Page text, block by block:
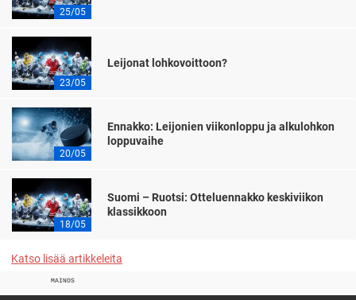
25/05
23/05
Leijonat lohkovoittoon?
20/05
Ennakko: Leijonien viikonloppu ja alkulohkon
loppuvaihe
18/05
Suomi – Ruotsi: Otteluennakko keskiviikon
klassikkoon
Katso lisää artikkeleita
MAINOS